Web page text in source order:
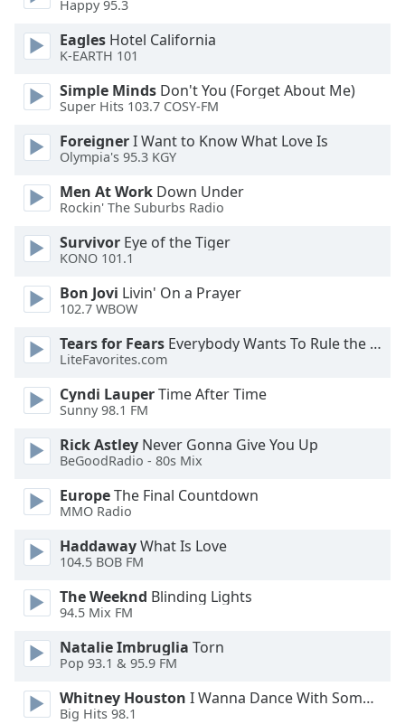
dialog
window.
Escape
and
close
window.
Text
Color
Opacity
Text
Background
Color
Opacity
Caption
Background
Color
Size
Happy 95.3
Eagles Hotel California
K-EARTH 101
Simple Minds Don't You (Forget About Me)
Super Hits 103.7 COSY-FM
ForeignerI Want to Know What Love Is
Olympia's 95.3 KGY
Men At Work Down Under
Rockin' The Suburbs Radio
Survivor Eye of the Tiger
KONO 101.1
Bon Jovi Livin' On a Prayer
102.7 WBOW
Tears for Fears Everybody Wants To Rule the World
LiteFavorites.com
Cyndi LauperTime After Time
Sunny 98.1 FM
Rick Astley Never Gonna Give You Up
BeGoodRadio - 80s Mix
EuropeThe Final Countdown
MMO Radio
HaddawayWhat Is Love
104.5 BOB FM
The Weeknd Blinding Lights
94.5 Mix FM
Natalie Imbruglia Torn
Pop 93.1 & 95.9 FM
Whitney Houston I Wanna Dance With Somebody
Big Hits 98.1